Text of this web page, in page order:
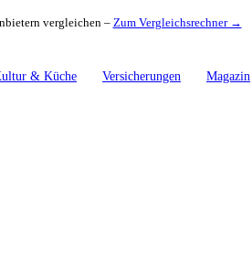
vergleichen – Zum Vergleichsrechner →
& Küche Versicherungen Magazin